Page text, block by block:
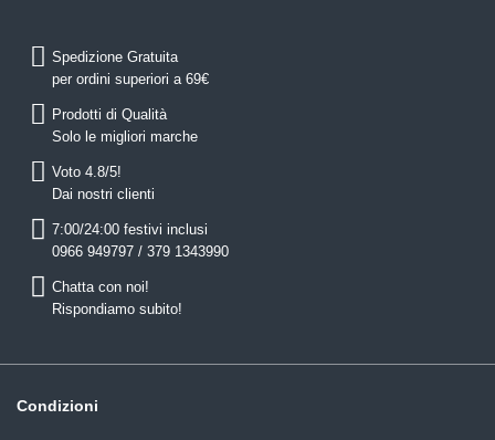
Spedizione Gratuita
per ordini superiori a 69€
Prodotti di Qualità
Solo le migliori marche
Voto 4.8/5!
Dai nostri clienti
7:00/24:00 festivi inclusi
0966 949797 / 379 1343990
Chatta con noi!
Rispondiamo subito!
Condizioni